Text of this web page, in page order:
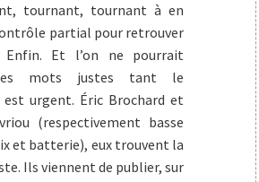
tournant, tournant à en
partial pour retrouver
Enfin. Et l’on ne pourrait
mots justes tant le
urgent. Éric Brochard et
(respectivement basse
et batterie), eux trouvent la
Ils viennent de publier, sur